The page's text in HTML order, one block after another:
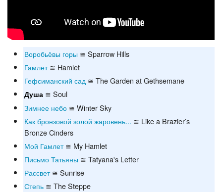
Воробьёвы горы ≅ Sparrow Hills
Гамлет≅ Hamlet
Гефсиманский сад ≅ The Garden at Gethsemane
Душа ≅ Soul
Зимнее небо ≅ Winter Sky
Как бронзовой золой жаровень...
≅ Like a Brazier’s
Bronze Cinders
Мой Гамлет≅ My Hamlet
Письмо Татьяны ≅ Tatyana's Letter
Рассвет≅ Sunrise
Степь ≅ The Steppe